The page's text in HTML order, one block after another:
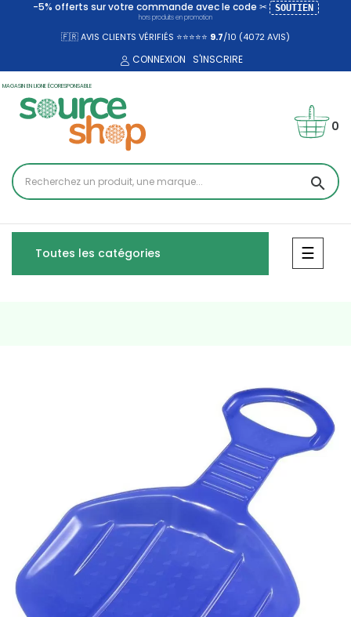
-5% offerts sur votre commande avec le code ✂ SOUTIEN
hors produits en promotion
🇫🇷 AVIS CLIENTS VÉRIFIÉS ⭐⭐⭐⭐⭐ 9.7/10 (4072AVIS)
CONNEXION S'INSCRIRE
MAGASIN EN LIGNE ÉCORESPONSABLE
search
0
Toutes les catégories ☰